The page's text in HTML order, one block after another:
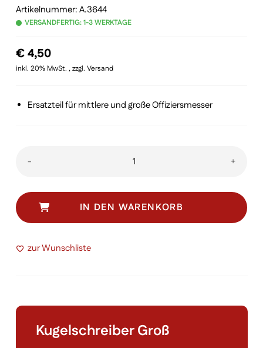
Bewertet
mitvon 5,
auf
Kundenbewertungen
Artikelnummer:A.3644
VERSANDFERTIG: 1-3 WERKTAGE
€4,50
inkl. 20% MwSt. , zzgl. Versand
Ersatzteil für mittlere und große Offiziersmesser
-
Kugelschreiber
Menge
+
IN DEN WARENKORB
zur Wunschliste
Kugelschreiber Groß